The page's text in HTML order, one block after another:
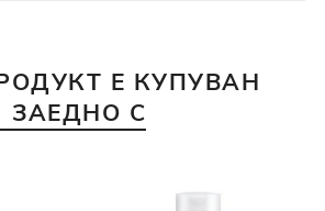
Е КУПУВАН
ЗАЕДНО С